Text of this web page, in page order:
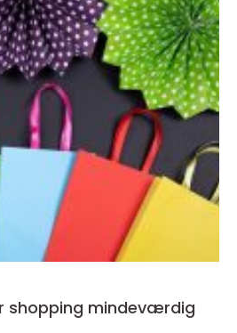
shopping mindeværdig